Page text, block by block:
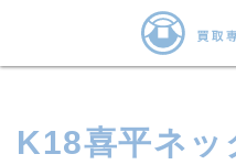
K18喜平ネッ